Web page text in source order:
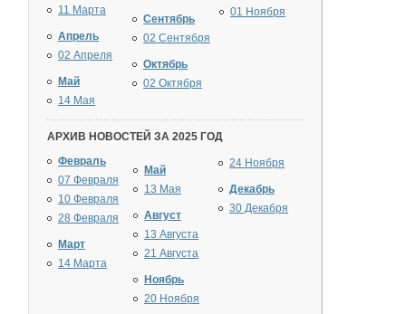
11 Марта
Апрель
02 Апреля
Май
14 Мая
Сентябрь
02 Сентября
Октябрь
02 Октября
01 Ноября
АРХИВ НОВОСТЕЙ ЗА 2025 ГОД
Февраль
07 Февраля
10 Февраля
28 Февраля
Март
14 Марта
Май
13 Мая
Август
13 Августа
21 Августа
Ноябрь
20 Ноября
24 Ноября
Декабрь
30 Декабря